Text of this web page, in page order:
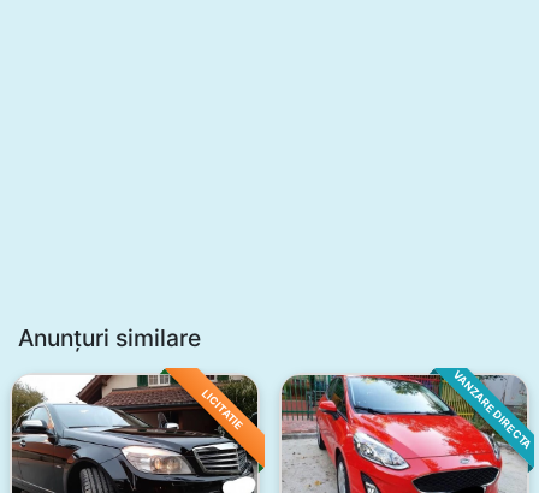
Anunțuri similare
LICITATIE VANZARE DIRECTA